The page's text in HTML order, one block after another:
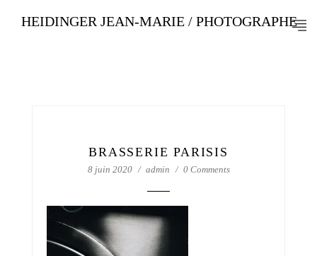
HEIDINGER JEAN-MARIE / PHOTOGRAPHE
BRASSERIE PARISIS
8 juin 2020 admin 0 Comments